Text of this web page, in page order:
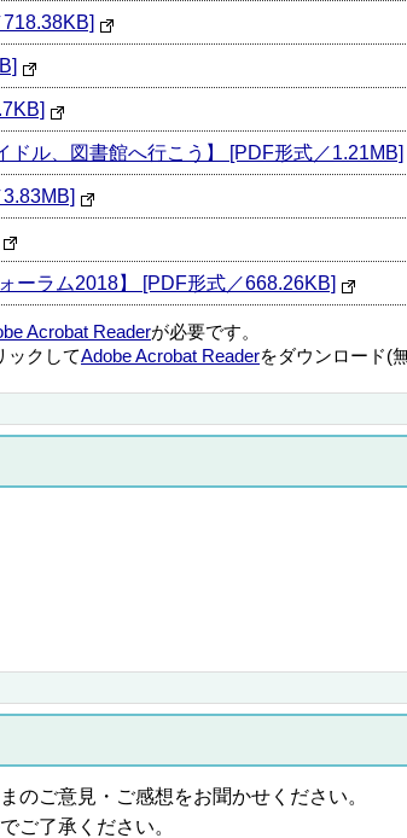
ル、図書館へ行こう】 [PDF形式／1.21MB]
ーラム2018】 [PDF形式／668.26KB]
Acrobat Readerが必要です。
ックしてAdobe Acrobat Readerをダウンロード(
のご意見・ご感想をお聞かせください。
ご了承ください。